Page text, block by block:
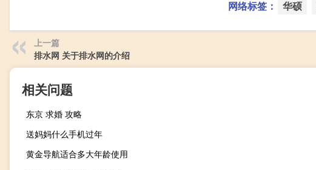
网络标签： 华硕
上一篇
排水网 关于排水网的介绍
相关问题
东京 求婚 攻略
送妈妈什么手机过年
黄金导航适合多大年龄使用